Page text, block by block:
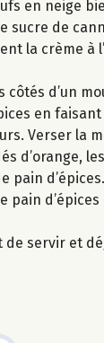
en neige
sucre de
la crème à
d’un
en
Verser la
d’orange,
pain d’épices.
pain
de servir et